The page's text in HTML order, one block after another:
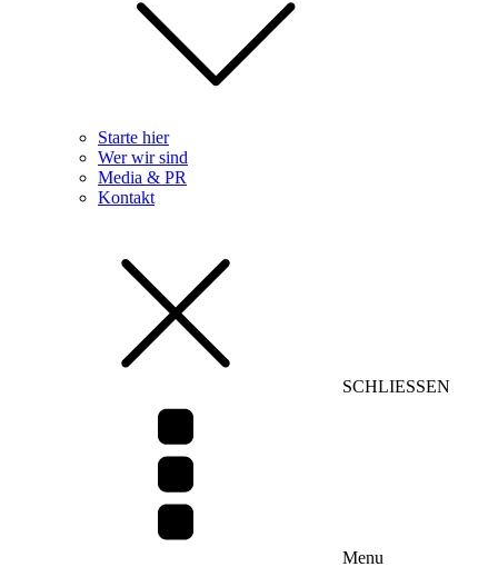
Starte hier
Wer wir sind
Media & PR
Kontakt
SCHLIESSEN
Menu